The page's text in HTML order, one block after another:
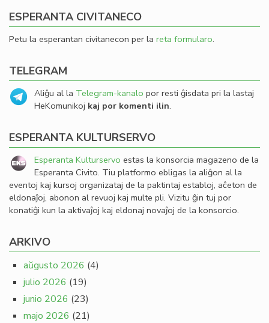
ESPERANTA CIVITANECO
Petu la esperantan civitanecon per la reta formularo.
TELEGRAM
Aliĝu al la Telegram-kanalo por resti ĝisdata pri la lastaj
HeKomunikoj kaj por komenti ilin.
ESPERANTA KULTURSERVO
Esperanta Kulturservo estas la konsorcia magazeno de la
Esperanta Civito. Tiu platformo ebligas la aliĝon al la
eventoj kaj kursoj organizataj de la paktintaj establoj, aĉeton de
eldonaĵoj, abonon al revuoj kaj multe pli. Vizitu ĝin tuj por
konatiĝi kun la aktivaĵoj kaj eldonaj novaĵoj de la konsorcio.
ARKIVO
aŭgusto 2026 (4)
julio 2026 (19)
junio 2026 (23)
majo 2026 (21)